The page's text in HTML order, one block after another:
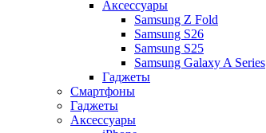
Аксессуары
Samsung Z Fold
Samsung S26
Samsung S25
Samsung Galaxy A Series
Гаджеты
Смартфоны
Гаджеты
Аксессуары